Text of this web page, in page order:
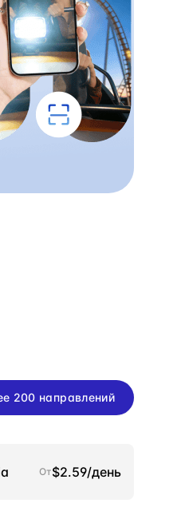
200 направлений
От$2.59/день